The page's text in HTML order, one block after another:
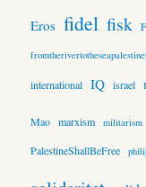
Eros fidel fisk
international IQ israel
Mao marxism militarism
PalestineShallBeFree